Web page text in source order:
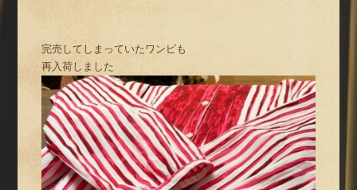
完売してしまっていたワンピも
再入荷しました